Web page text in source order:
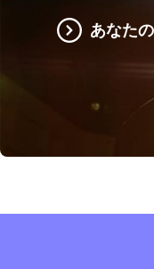
あなた